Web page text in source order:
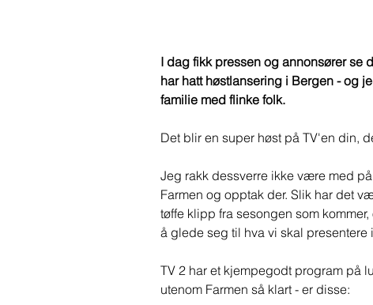
I dag fikk pressen og annonsører se
har hatt høstlansering i Bergen - og
familie med flinke folk.
Det blir en super høst på TV'en din,
Jeg rakk dessverre ikke være med
Farmen og opptak der. Slik har det
tøffe klipp fra sesongen som
å glede seg til hva vi skal presentere
TV 2 har et kjempegodt program på
utenom Farmen så klart - er disse: